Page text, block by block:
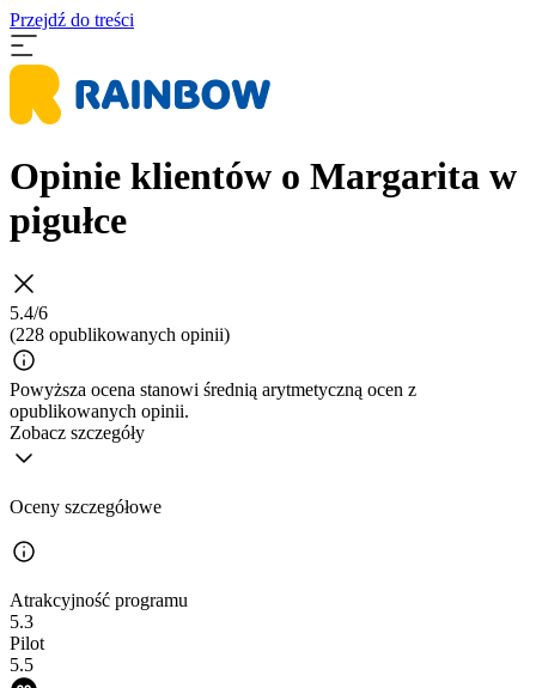
Przejdź do treści
Opinie klientów o Margarita w
pigułce
5.4/6
(228 opublikowanych opinii)
Powyższa ocena stanowi średnią arytmetyczną ocen z
opublikowanych opinii.
Zobacz szczegóły
Oceny szczegółowe
Atrakcyjność programu
5.3
Pilot
5.5